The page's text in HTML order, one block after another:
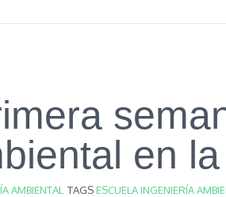
en
AMBIENTAL TAGSESCUELA INGENIERÍA